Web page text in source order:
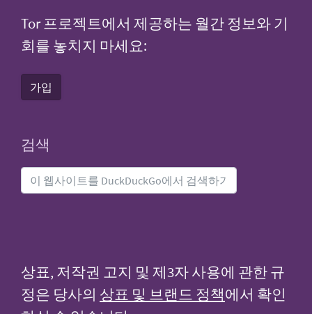
Tor 프로젝트에서 제공하는 월간 정보와 기
회를 놓치지 마세요:
가입
검색
상표, 저작권 고지 및 제3자 사용에 관한 규
정은 당사의 상표 및 브랜드 정책에서 확인